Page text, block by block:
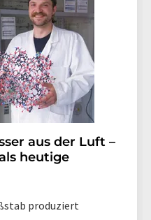
aus der Luft –
heutige
produziert